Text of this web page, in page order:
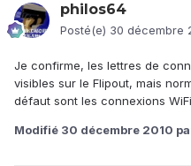
philos64
Posté(e) 30 décembre
Je confirme, les lettres de
visibles sur le Flipout, mais
défaut sont les connexions
Modifié 30 décembre 2010